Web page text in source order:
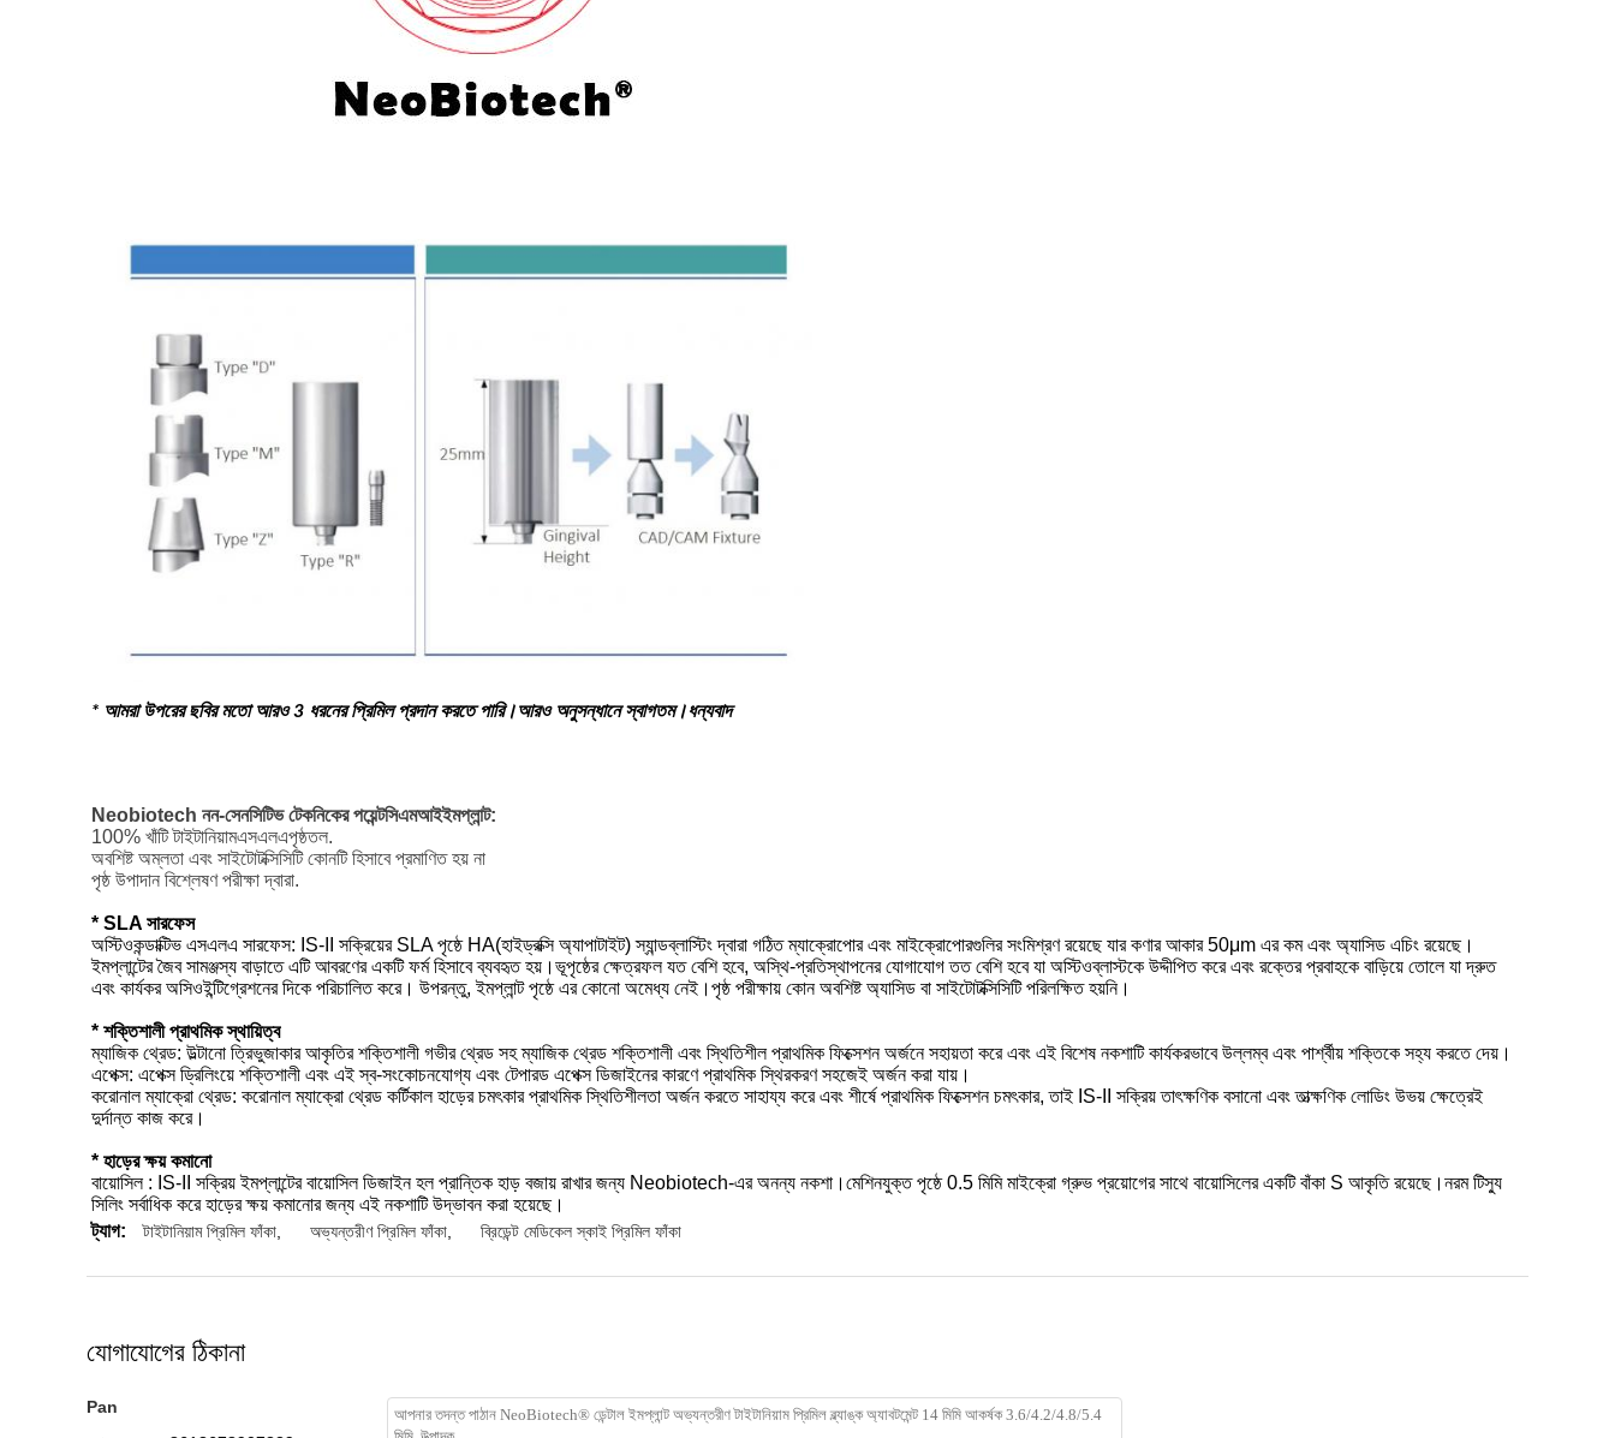
* আমরা উপরের ছবির মতো আরও 3 ধরনের প্রিমিল প্রদান করতে পারি।আরও অনুসন্ধানে স্বাগতম।ধন্যবাদ
Neobiotech নন-সেনসিটিভ টেকনিকের পয়েন্টসিএমআইইমপ্লান্ট:
100% খাঁটি টাইটানিয়ামএসএলএপৃষ্ঠতল.
অবশিষ্ট অম্লতা এবং সাইটোটক্সিসিটি কোনটি হিসাবে প্রমাণিত হয় না
পৃষ্ঠ উপাদান বিশ্লেষণ পরীক্ষা দ্বারা.
* SLA সারফেস
অস্টিওকন্ডাক্টিভ এসএলএ সারফেস: IS-II সক্রিয়ের SLA পৃষ্ঠে HA(হাইড্রক্সি অ্যাপাটাইট) স্যান্ডব্লাস্টিং দ্বারা গঠিত ম্যাক্রোপোর এবং মাইক্রোপোরগুলির সংমিশ্রণ রয়েছে যার কণার আকার 50μm এর কম এবং অ্যাসিড এচিং রয়েছে।
ইমপ্লান্টের জৈব সামঞ্জস্য বাড়াতে এটি আবরণের একটি ফর্ম হিসাবে ব্যবহৃত হয়।ভূপৃষ্ঠের ক্ষেত্রফল যত বেশি হবে, অস্থি-প্রতিস্থাপনের যোগাযোগ তত বেশি হবে যা অস্টিওব্লাস্টকে উদ্দীপিত করে এবং রক্তের প্রবাহকে বাড়িয়ে তোলে যা দ্রুত
এবং কার্যকর অসিওইন্টিগ্রেশনের দিকে পরিচালিত করে। উপরন্তু, ইমপ্লান্ট পৃষ্ঠে এর কোনো অমেধ্য নেই।পৃষ্ঠ পরীক্ষায় কোন অবশিষ্ট অ্যাসিড বা সাইটোটক্সিসিটি পরিলক্ষিত হয়নি।
* শক্তিশালী প্রাথমিক স্থায়িত্ব
ম্যাজিক থ্রেড: উল্টানো ত্রিভুজাকার আকৃতির শক্তিশালী গভীর থ্রেড সহ ম্যাজিক থ্রেড শক্তিশালী এবং স্থিতিশীল প্রাথমিক ফিক্সেশন অর্জনে সহায়তা করে এবং এই বিশেষ নকশাটি কার্যকরভাবে উল্লম্ব এবং পার্শ্বীয় শক্তিকে সহ্য করতে দেয়।
এপেক্স: এপেক্স ড্রিলিংয়ে শক্তিশালী এবং এই স্ব-সংকোচনযোগ্য এবং টেপারড এপেক্স ডিজাইনের কারণে প্রাথমিক স্থিরকরণ সহজেই অর্জন করা যায়।
করোনাল ম্যাক্রো থ্রেড: করোনাল ম্যাক্রো থ্রেড কর্টিকাল হাড়ের চমৎকার প্রাথমিক স্থিতিশীলতা অর্জন করতে সাহায্য করে এবং শীর্ষে প্রাথমিক ফিক্সেশন চমৎকার, তাই IS-II সক্রিয় তাৎক্ষণিক বসানো এবং তাত্ক্ষণিক লোডিং উভয় ক্ষেত্রেই
দুর্দান্ত কাজ করে।
* হাড়ের ক্ষয় কমানো
বায়োসিল : IS-II সক্রিয় ইমপ্লান্টের বায়োসিল ডিজাইন হল প্রান্তিক হাড় বজায় রাখার জন্য Neobiotech-এর অনন্য নকশা।মেশিনযুক্ত পৃষ্ঠে 0.5 মিমি মাইক্রো গ্রুভ প্রয়োগের সাথে বায়োসিলের একটি বাঁকা S আকৃতি রয়েছে।নরম টিস্যু
সিলিং সর্বাধিক করে হাড়ের ক্ষয় কমানোর জন্য এই নকশাটি উদ্ভাবন করা হয়েছে।
ট্যাগ:
টাইটানিয়াম প্রিমিল ফাঁকা অভ্যন্তরীণ প্রিমিল ফাঁকা ব্রিডেন্ট মেডিকেল স্কাই প্রিমিল ফাঁকা
যোগাযোগের ঠিকানা
Pan